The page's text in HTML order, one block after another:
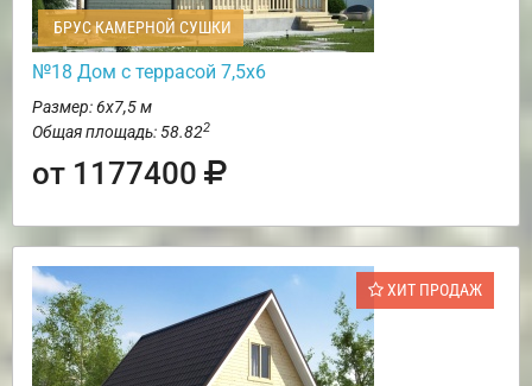
БРУС КАМЕРНОЙ СУШКИ
№18 Дом с террасой 7,5х6
Размер: 6х7,5 м
Общая площадь: 58.822
от 1177400
ХИТ ПРОДАЖ